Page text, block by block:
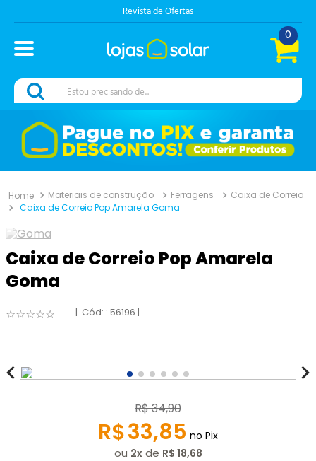
Revista de Ofertas
0
Estou precisando de...
Materiais de construção Ferragens
Caixa de Correio
Caixa de Correio Pop Amarela Goma
Caixa de Correio Pop Amarela
Goma
☆☆☆☆☆ : 56196
R$34,90
R$33,85 no Pix
ou 2 de R$ 18,68